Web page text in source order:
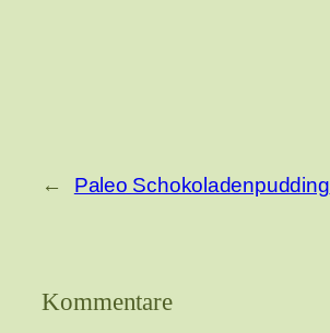
← Paleo Schokoladenpudding
Kommentare